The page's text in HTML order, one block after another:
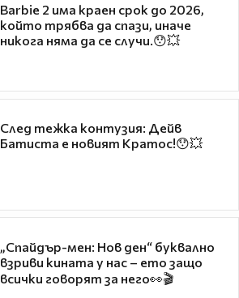
Barbie 2 има краен срок до 2026,
който трябва да спази, иначе
никога няма да се случи.😯💥
След тежка контузия: Дейв
Батиста е новият Кратос!😯💥
„Спайдър-мен: Нов ден“ буквално
взриви кината у нас – ето защо
всички говорят за него👀🎬